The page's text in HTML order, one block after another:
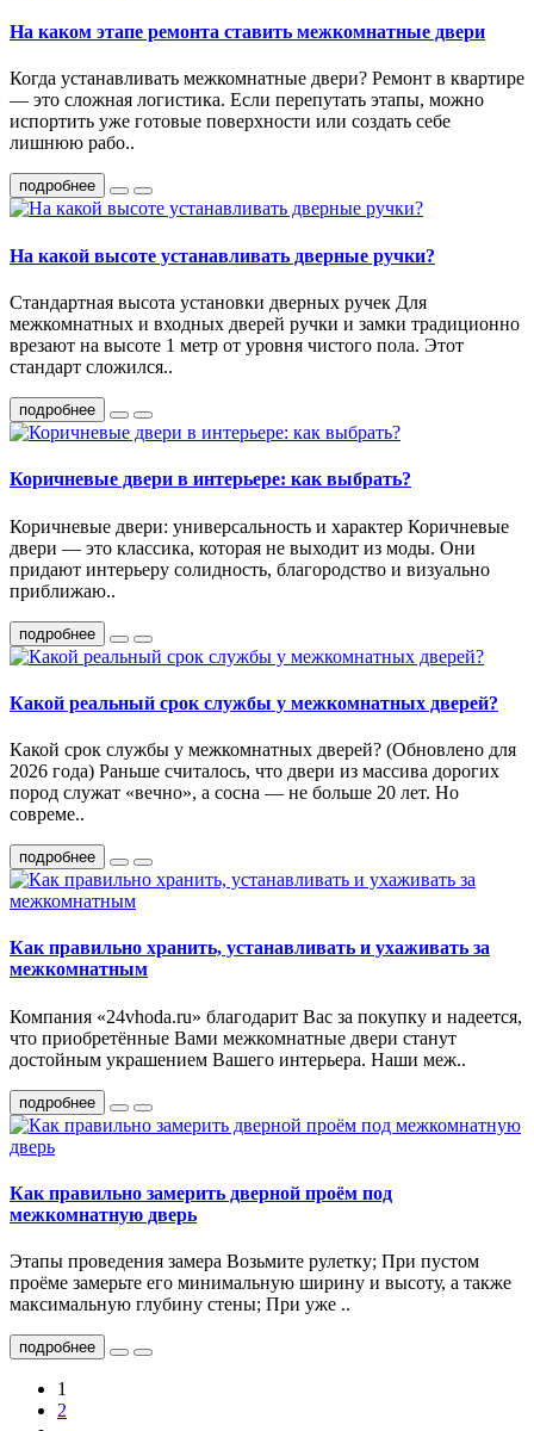
На каком этапе ремонта ставить межкомнатные двери
Когда устанавливать межкомнатные двери? Ремонт в квартире
— это сложная логистика. Если перепутать этапы, можно
испортить уже готовые поверхности или создать себе
лишнюю рабо..
подробнее
На какой высоте устанавливать дверные ручки?
Стандартная высота установки дверных ручек Для
межкомнатных и входных дверей ручки и замки традиционно
врезают на высоте 1 метр от уровня чистого пола. Этот
стандарт сложился..
подробнее
Коричневые двери в интерьере: как выбрать?
Коричневые двери: универсальность и характер Коричневые
двери — это классика, которая не выходит из моды. Они
придают интерьеру солидность, благородство и визуально
приближаю..
подробнее
Какой реальный срок службы у межкомнатных дверей?
Какой срок службы у межкомнатных дверей? (Обновлено для
2026 года) Раньше считалось, что двери из массива дорогих
пород служат «вечно», а сосна — не больше 20 лет. Но
совреме..
подробнее
Как правильно хранить, устанавливать и ухаживать за
межкомнатным
Компания «24vhoda.ru» благодарит Вас за покупку и надеется,
что приобретённые Вами межкомнатные двери станут
достойным украшением Вашего интерьера. Наши меж..
подробнее
Как правильно замерить дверной проём под
межкомнатную дверь
Этапы проведения замера Возьмите рулетку; При пустом
проёме замерьте его минимальную ширину и высоту, а также
максимальную глубину стены; При уже ..
подробнее
1
2